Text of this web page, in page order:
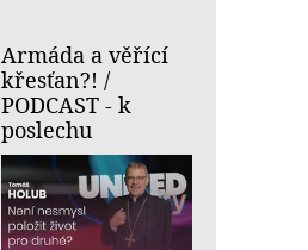
Armáda a věřící
křesťan?! /
PODCAST - k
poslechu